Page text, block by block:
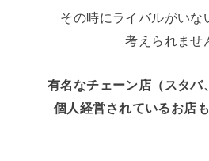
その時にライバルがいな
考えられませ
有名なチェーン店（スタバ
個人経営されているお店